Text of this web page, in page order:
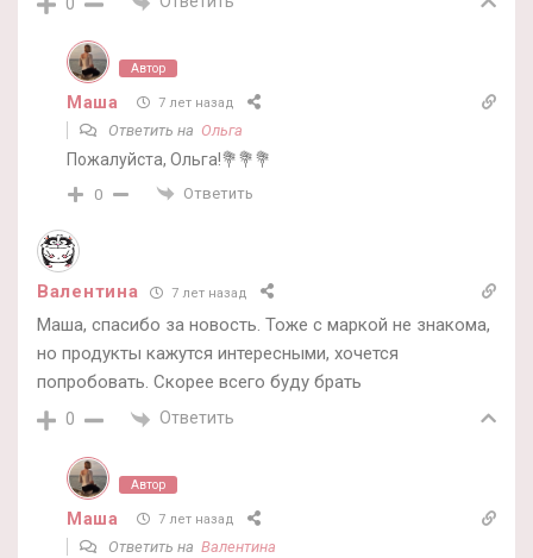
Автор
Маша 7 лет назад
Ответить на Ольга
Пожалуйста, Ольга!💐💐💐
0 Ответить
Валентина 7 лет назад
Маша, спасибо за новость. Тоже с маркой не знакома,
но продукты кажутся интересными, хочется
попробовать. Скорее всего буду брать
0 Ответить
Автор
Маша 7 лет назад
Ответить на Валентина